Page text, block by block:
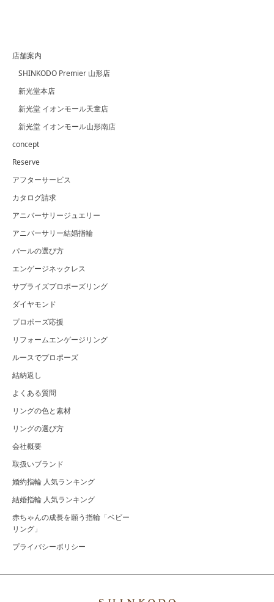
店舗案内
SHINKODO Premier 山形店
新光堂本店
新光堂 イオンモール天童店
新光堂 イオンモール山形南店
concept
Reserve
アフターサービス
カタログ請求
アニバーサリージュエリー
アニバーサリー結婚指輪
パールの選び方
エンゲージネックレス
サプライズプロポーズリング
ダイヤモンド
プロポーズ応援
リフォームエンゲージリング
ルースでプロポーズ
結納返し
よくある質問
リングの色と素材
リングの選び方
会社概要
取扱いブランド
婚約指輪 人気ランキング
結婚指輪 人気ランキング
赤ちゃんの成長を願う指輪「ベビー
リング」
プライバシーポリシー